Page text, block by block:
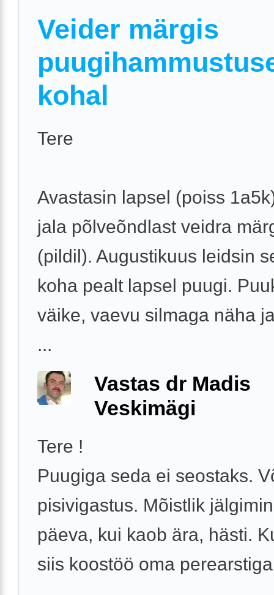
Veider märgis
kohal
Tere
Avastasin lapsel (poiss
jala põlveõndlast veidra
(pildil). Augustikuus leidsin
koha pealt lapsel puugi.
väike, vaevu silmaga näha
...
Vastas dr Madis
Veskimägi
Tere !
Puugiga seda ei seostaks.
pisivigastus. Mõistlik
päeva, kui kaob ära, hästi.
siis koostöö oma